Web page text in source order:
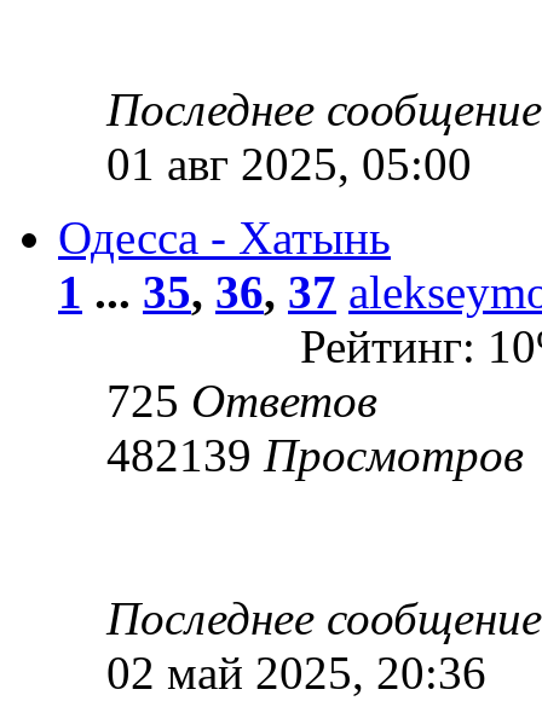
Последнее
01 авг 2025, 05:00
Одесса - Хатынь
1 ... 35, 36, 37
Рейтинг:
725 Ответов
482139 Просмотров
Последнее
02 май 2025, 20:36